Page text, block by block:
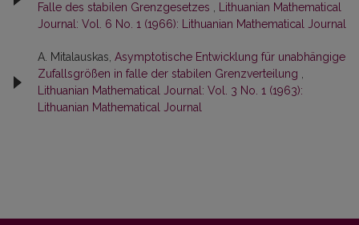
Falle des stabilen Grenzgesetzes
Lithuanian Mathematical
Journal: Vol. 6 No. 1 (1966): Lithuanian Mathematical Journal
A. Mitalauskas, Asymptotische Entwicklung für unabhängige
Zufallsgrößen in falle der stabilen Grenzverteilung
Lithuanian Mathematical Journal: Vol. 3 No. 1 (1963):
Lithuanian Mathematical Journal